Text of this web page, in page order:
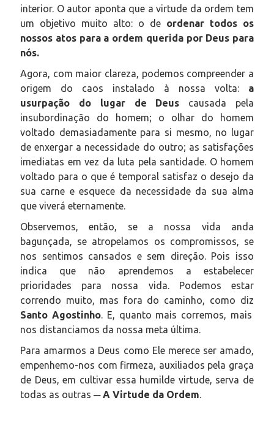
interior. O autor aponta que a virtude da ordem tem
um objetivo muito alto: o de ordenar todos os
nossos atos para a ordem querida por Deus para
nós.
Agora, com maior clareza, podemos compreender a
origem do caos instalado à nossa volta: a
usurpação do lugar de Deus causada pela
insubordinação do homem; o olhar do homem
voltado demasiadamente para si mesmo, no lugar
de enxergar a necessidade do outro; as satisfações
imediatas em vez da luta pela santidade. O homem
voltado para o que é temporal satisfaz o desejo da
sua carne e esquece da necessidade da sua alma
que viverá eternamente.
Observemos, então, se a nossa vida anda
bagunçada, se atropelamos os compromissos, se
nos sentimos cansados e sem direção. Pois isso
indica que não aprendemos a estabelecer
prioridades para nossa vida. Podemos estar
correndo muito, mas fora do caminho, como diz
Santo Agostinho. E, quanto mais corremos, mais
nos distanciamos da nossa meta última.
Para amarmos a Deus como Ele merece ser amado,
empenhemo-nos com firmeza, auxiliados pela graça
de Deus, em cultivar essa humilde virtude, serva de
todas as outras ─A Virtude da Ordem.